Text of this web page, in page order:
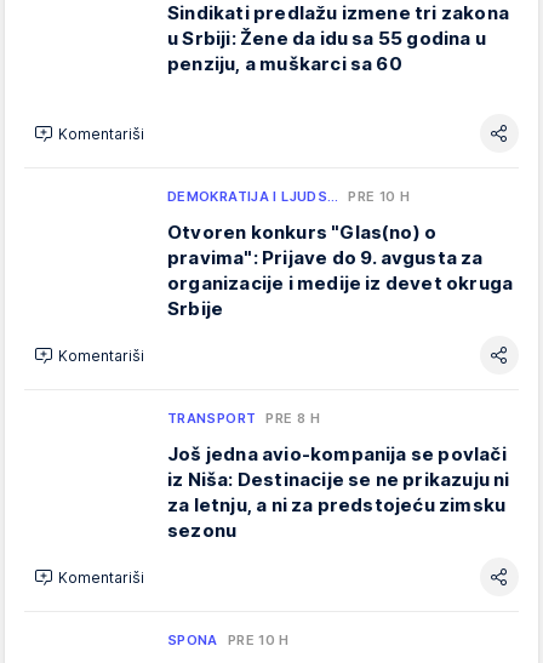
Sindikati predlažu izmene tri zakona
u Srbiji: Žene da idu sa 55 godina u
penziju, a muškarci sa 60
Komentariši
DEMOKRATIJA I LJUDS… PRE 10 H
Otvoren konkurs "Glas(no) o
pravima": Prijave do 9. avgusta za
organizacije i medije iz devet okruga
Srbije
Komentariši
TRANSPORT PRE 8 H
Još jedna avio-kompanija se povlači
iz Niša: Destinacije se ne prikazuju ni
za letnju, a ni za predstojeću zimsku
sezonu
Komentariši
SPONA PRE 10 H